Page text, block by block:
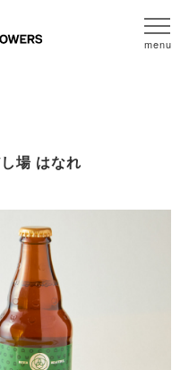
menu
場 はなれ